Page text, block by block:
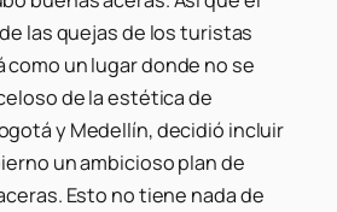
las quejas de los turistas
como un lugar donde no se
de la estética de
y Medellín, decidió incluir
un ambicioso plan de
Esto no tiene nada de